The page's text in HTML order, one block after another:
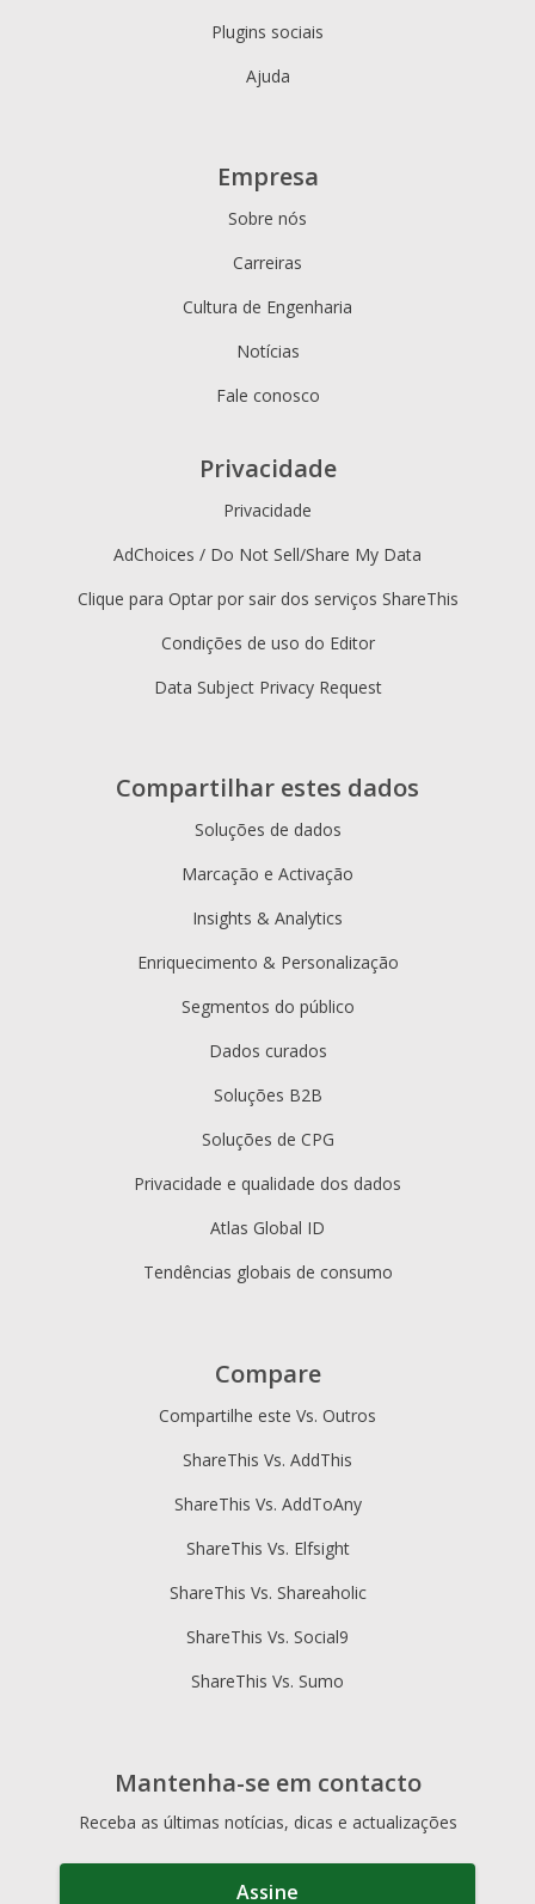
Plugins sociais
Ajuda
Compartilhar estes dados
Soluções de dados
Marcação e Activação
Insights & Analytics
Enriquecimento & Personalização
Segmentos do público
Dados curados
Soluções B2B
Soluções de CPG
Privacidade e qualidade dos dados
Atlas Global ID
Tendências globais de consumo
Empresa
Sobre nós
Carreiras
Cultura de Engenharia
Notícias
Fale conosco
Privacidade
Privacidade
AdChoices / Do Not Sell/Share My Data
Clique para Optar por sair dos serviços ShareThis
Condições de uso do Editor
Data Subject Privacy Request
Compare
Compartilhe este Vs. Outros
ShareThis Vs. AddThis
ShareThis Vs. AddToAny
ShareThis Vs. Elfsight
ShareThis Vs. Shareaholic
ShareThis Vs. Social9
ShareThis Vs. Sumo
Mantenha-se em contacto
Receba as últimas notícias, dicas e actualizações
Assine